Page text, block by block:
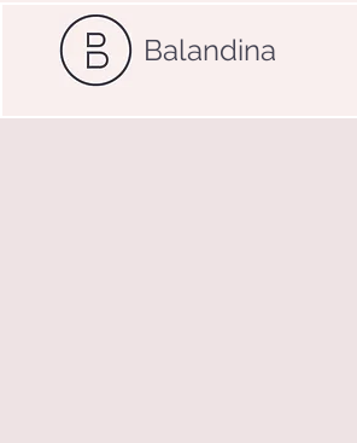
Balandina